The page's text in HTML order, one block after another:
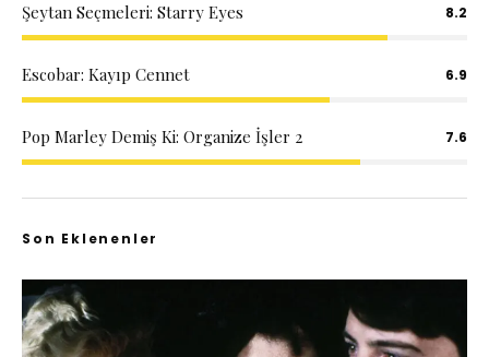
Şeytan Seçmeleri: Starry Eyes 8.2
Escobar: Kayıp Cennet 6.9
Pop Marley Demiş Ki: Organize İşler 2 7.6
Son Eklenenler